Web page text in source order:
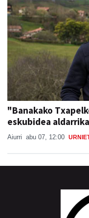
"Banakako
eskubidea
Aiurri abu 07, 12:00